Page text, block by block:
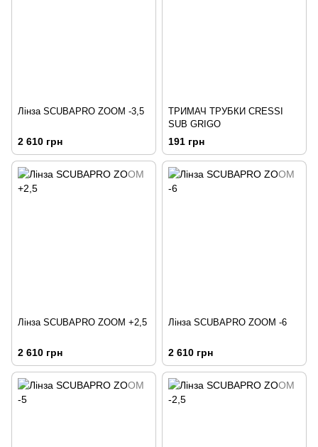
Лінза SCUBAPRO ZOOM -3,5
2 610 грн
ТРИМАЧ ТРУБКИ CRESSI
SUB GRIGO
191 грн
Лінза SCUBAPRO ZOOM +2,5
2 610 грн
Лінза SCUBAPRO ZOOM -6
2 610 грн